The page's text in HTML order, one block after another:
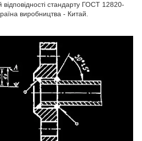
відповідності стандарту ГОСТ 12820-
виробництва - Китай.